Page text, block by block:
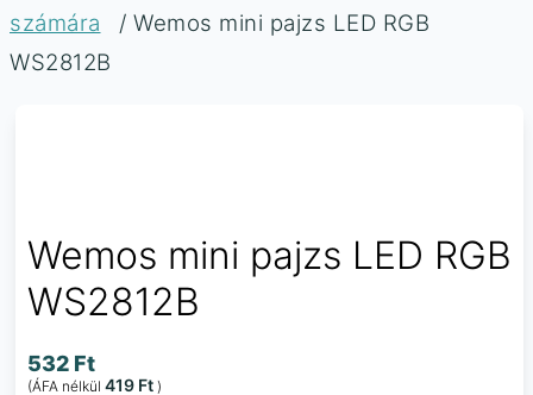
számára
/ Wemos mini pajzs LED RGB
WS2812B
Wemos mini pajzs LED RGB
WS2812B
532 Ft
(ÁFA nélkül 419 Ft )